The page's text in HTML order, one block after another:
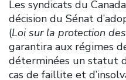
Les syndicats du
décision du Sénat
(Loi sur la protection
garantira aux régimes
déterminées un statut
cas de faillite et